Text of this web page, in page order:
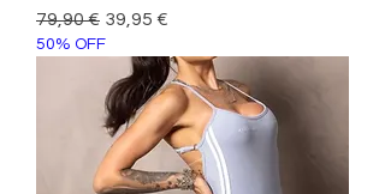
Prezzo regolare
79,90 € Prezzo scontato
39,95 €
50% OFF